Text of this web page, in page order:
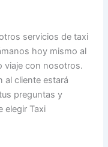
servicios de taxi
hoy mismo al
viaje con nosotros.
al cliente estará
preguntas y
elegir Taxi